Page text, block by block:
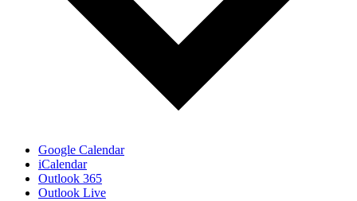
Google Calendar
iCalendar
Outlook 365
Outlook Live